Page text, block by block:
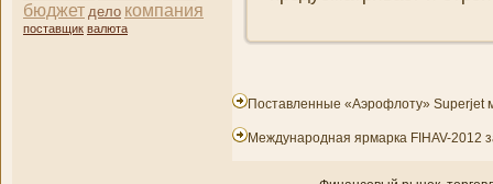
бюджет дело компани­я
поставщик валюта
Поставленные «Аэрофлоту» Superjet
Международная ярмарка FIHAV-2012